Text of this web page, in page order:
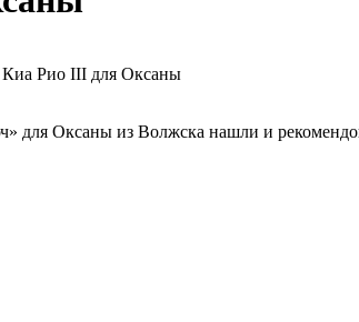
Киа Рио III для Оксаны
для Оксаны из Волжска нашли и